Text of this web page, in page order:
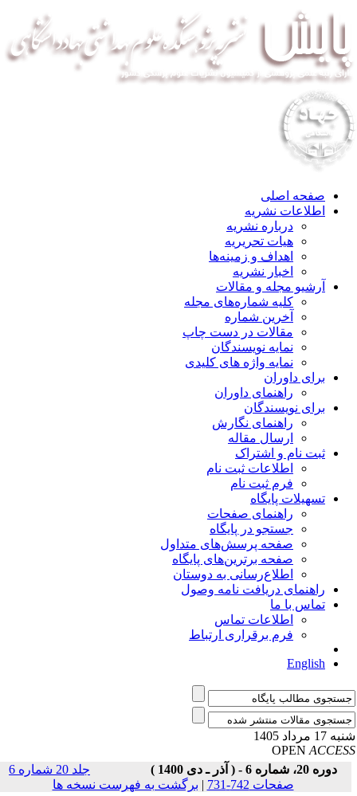
صفحه اصلی
اطلاعات نشریه
درباره نشریه
هیات تحریریه
اهداف و زمینه‌ها
اخبار نشریه
آرشیو مجله و مقالات
کلیه شماره‌های مجله
آخرین شماره
مقالات در دست چاپ
نمایه نویسندگان
نمایه واژه های کلیدی
برای داوران
راهنمای داوران
برای نویسندگان
راهنمای نگارش
ارسال مقاله
ثبت نام و اشتراک
اطلاعات ثبت نام
فرم ثبت نام
تسهیلات پایگاه
راهنمای صفحات
جستجو در پایگاه
صفحه پرسش‌های متداول
صفحه برترین‌های پایگاه
اطلاع‌رسانی به دوستان
راهنمای دریافت نامه وصول
تماس با ما
اطلاعات تماس
فرم برقراری ارتباط
English
مرداد 1405
OPEN
دوره 20، شماره 6 - ( آذر ـ دی 1400 )
جلد 20 شماره 6
صفحات 742-731
| برگشت به فهرست نسخه ها